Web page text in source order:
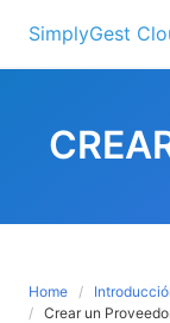
content
SimplyGest
Home
Crear un